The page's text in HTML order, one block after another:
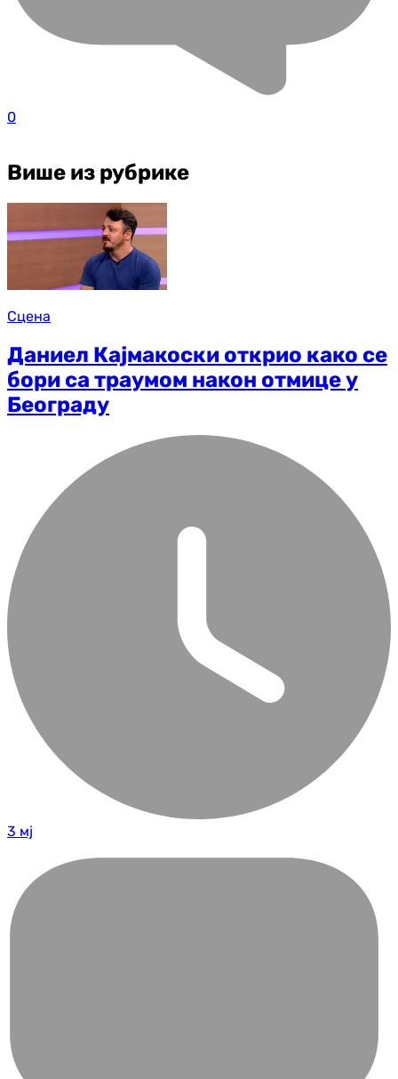
0
Више из рубрике
Сцена
Даниел Кајмакоски открио како се
бори са траумом након отмице у
Београду
3 мј